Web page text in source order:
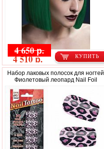
КУПИТЬ
4 650 р.
4 510 р.
Набор лаковых полосок для ногтей
Фиолетовый леопард Nail Foil